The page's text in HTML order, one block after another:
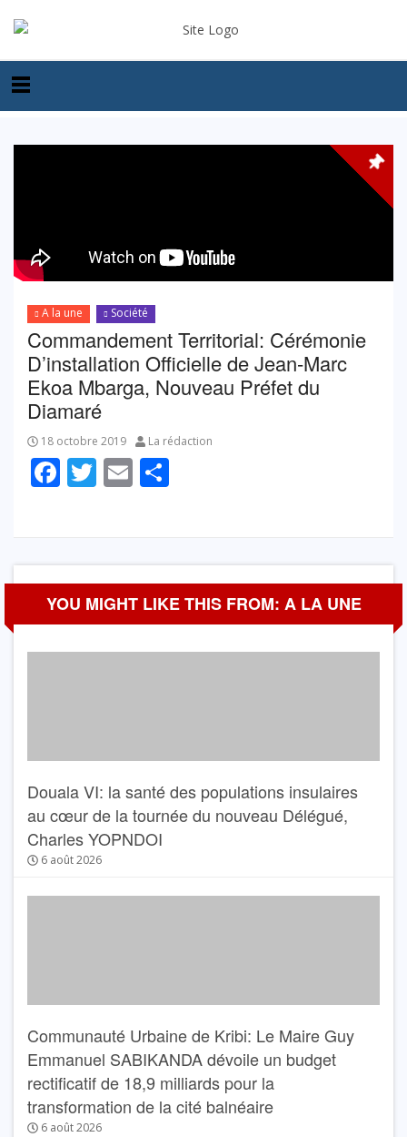
A la une Société
Commandement Territorial: Cérémonie
D’installation Officielle de Jean-Marc
Ekoa Mbarga, Nouveau Préfet du
Diamaré
18 octobre 2019 La rédaction
Facebook
Twitter
Email
YOU MIGHT LIKE THIS FROM: A LA UNE
Douala VI: la santé des populations insulaires
au cœur de la tournée du nouveau Délégué,
Charles YOPNDOI
6 août 2026
Communauté Urbaine de Kribi: Le Maire Guy
Emmanuel SABIKANDA dévoile un budget
rectificatif de 18,9 milliards pour la
transformation de la cité balnéaire
6 août 2026